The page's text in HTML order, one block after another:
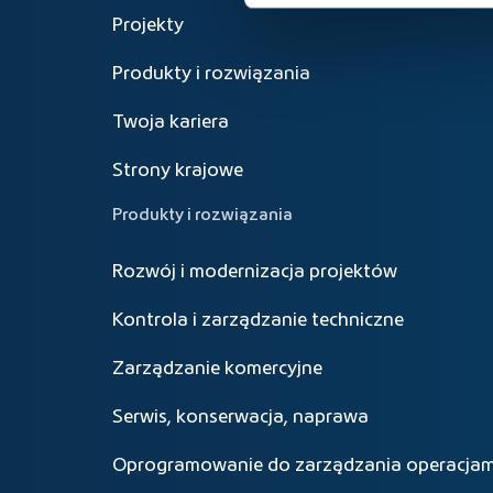
Projekty
Produkty i rozwiązania
Twoja kariera
Strony krajowe
Produkty i rozwiązania
Rozwój i modernizacja projektów
Kontrola i zarządzanie techniczne
Zarządzanie komercyjne
Serwis, konserwacja, naprawa
Oprogramowanie do zarządzania